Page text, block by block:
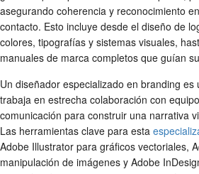
asegurando coherencia y reconocimiento
contacto. Esto incluye desde el diseño de
colores, tipografías y sistemas visuales,
manuales de marca completos que guían
Un diseñador especializado en branding
trabaja en estrecha colaboración con
comunicación para construir una narrativa
Las herramientas clave para esta
Adobe Illustrator para gráficos vectoriales,
manipulación de imágenes y Adobe